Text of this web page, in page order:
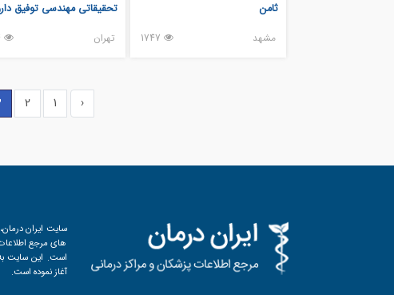
ثامن
مشهد 1747
تحقیقاتی مهندسی توفیق
تهران
‹
1
2
سایت ایران
های مرجع
آغاز نموده است.